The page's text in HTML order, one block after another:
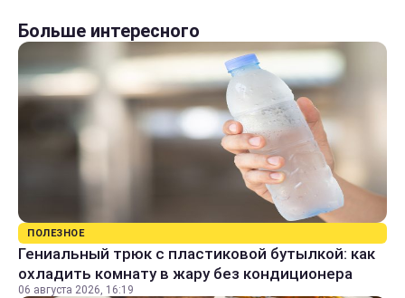
Больше интересного
ПОЛЕЗНОЕ
Гениальный трюк с пластиковой бутылкой: как
охладить комнату в жару без кондиционера
06 августа 2026, 16:19